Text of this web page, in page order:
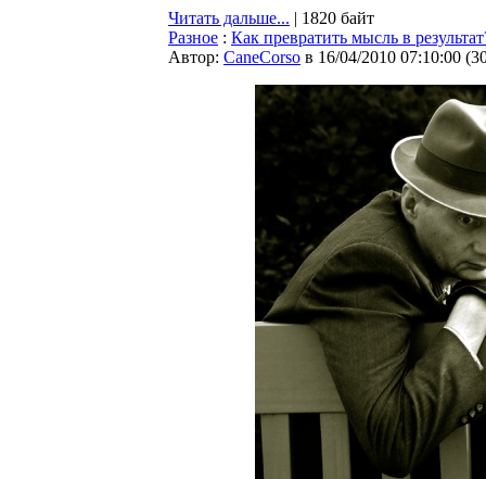
Читать дальше... | 1820 байт
Разное : Как превратить мысль в
Автор: CaneCorso в 16/04/2010 07:10:00 (